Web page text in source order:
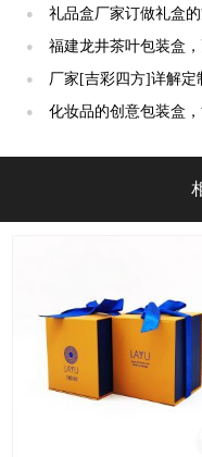
彩四方]
● 礼品盒厂家订做礼盒
●
福建龙井茶叶包装盒
生产商[吉彩四方]
●
厂家[吉彩四方]详解定
题与解决方案
●
化妆品的创意包装盒